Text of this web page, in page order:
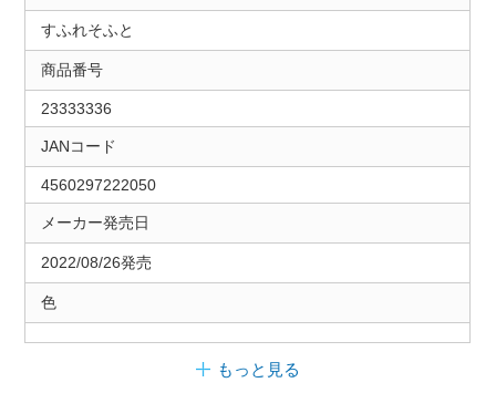
すふれそふと
商品番号
23333336
JANコード
4560297222050
メーカー発売日
2022/08/26発売
色
もっと見る